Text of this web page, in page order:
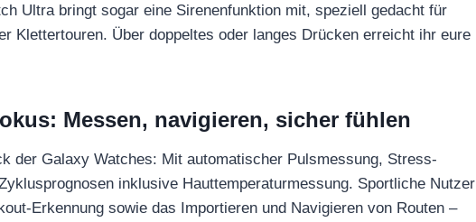
Ultra bringt sogar eine Sirenenfunktion mit, speziell gedacht für
Klettertouren. Über doppeltes oder langes Drücken erreicht ihr eure
Messen, navigieren, sicher fühlen
der Galaxy Watches: Mit automatischer Pulsmessung, Stress-
inklusive Hauttemperaturmessung. Sportliche Nutzer
Erkennung sowie das Importieren und Navigieren von Routen –